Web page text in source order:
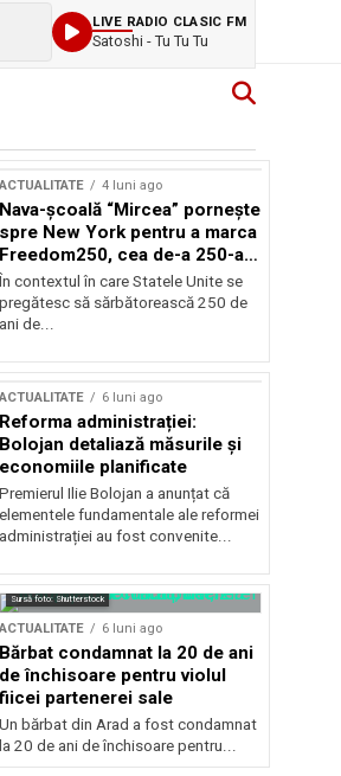
LIVE RADIO CLASIC FM
Satoshi - Tu Tu Tu
ACTUALITATE 4 luni ago
Nava-școală “Mircea” pornește
spre New York pentru a marca
Freedom250, cea de-a 250-a
aniversare a Statelor Unite
În contextul în care Statele Unite se
pregătesc să sărbătorească 250 de
ani de...
ACTUALITATE 6 luni ago
Reforma administrației:
Bolojan detaliază măsurile și
economiile planificate
Premierul Ilie Bolojan a anunțat că
elementele fundamentale ale reformei
administrației au fost convenite...
Sursă foto: Shutterstock
ACTUALITATE 6 luni ago
Bărbat condamnat la 20 de ani
de închisoare pentru violul
fiicei partenerei sale
Un bărbat din Arad a fost condamnat
la 20 de ani de închisoare pentru...